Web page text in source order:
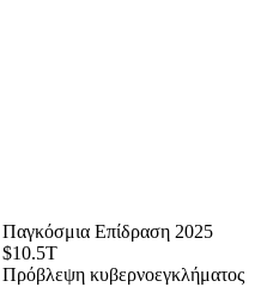
Παγκόσμια Επίδραση 2025
$10.5T
Πρόβλεψη κυβερνοεγκλήματος